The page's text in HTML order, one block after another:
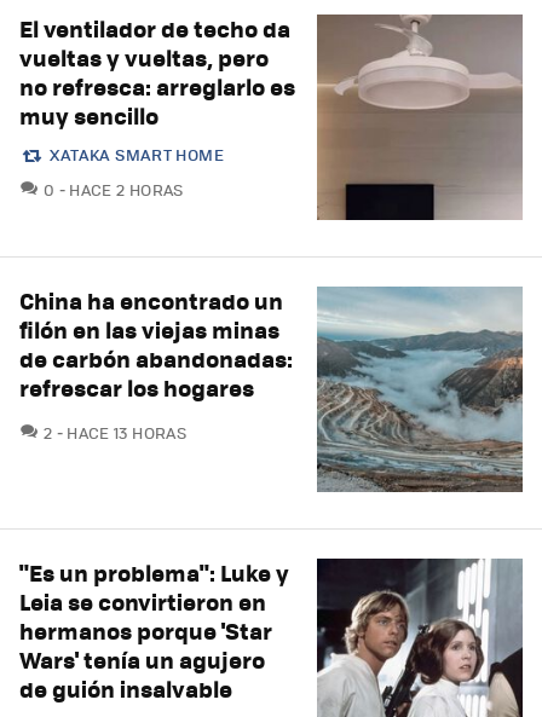
El ventilador de techo da
vueltas y vueltas, pero
no refresca: arreglarlo es
muy sencillo
XATAKA SMART HOME
0 COMENTARIOS
HACE 2 HORAS
China ha encontrado un
filón en las viejas minas
de carbón abandonadas:
refrescar los hogares
2 COMENTARIOS
HACE 13 HORAS
"Es un problema": Luke y
Leia se convirtieron en
hermanos porque 'Star
Wars' tenía un agujero
de guión insalvable